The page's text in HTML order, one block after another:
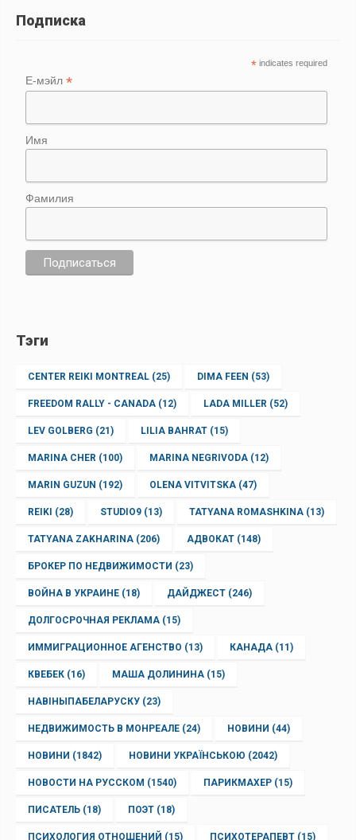
Подписка
* indicates required
Е-мэйл*
Имя
Фамилия
Тэги
CENTER REIKI MONTREAL (25) DIMA FEEN (53)
FREEDOM RALLY - CANADA (12) LADA MILLER (52)
LEV GOLBERG (21) LILIA BAHRAT (15)
MARINA CHER (100) MARINA NEGRIVODA (12)
MARIN GUZUN (192) OLENA VITVITSKA (47)
REIKI (28) STUDIO9 (13) TATYANA ROMASHKINA (13)
TATYANA ZAKHARINA (206) АДВОКАТ (148)
БРОКЕР ПО НЕДВИЖИМОСТИ (23)
ВОЙНА В УКРАИНЕ (18) ДАЙДЖЕСТ (246)
ДОЛГОСРОЧНАЯ РЕКЛАМА (15)
ИММИГРАЦИОННОЕ АГЕНСТВО (13) КАНАДА (11)
КВЕБЕК (16) МАША ДОЛИНИНА (15)
НАВІНЫПАБЕЛАРУСКУ (23)
НЕДВИЖИМОСТЬ В МОНРЕАЛЕ (24) НОВИНИ (44)
НОВИНИ (1842) НОВИНИ УКРАЇНСЬКОЮ (2042)
НОВОСТИ НА РУССКОМ (1540) ПАРИКМАХЕР (15)
ПИСАТЕЛЬ (18) ПОЭТ (18)
ПСИХОЛОГИЯ ОТНОШЕНИЙ (15) ПСИХОТЕРАПЕВТ (15)